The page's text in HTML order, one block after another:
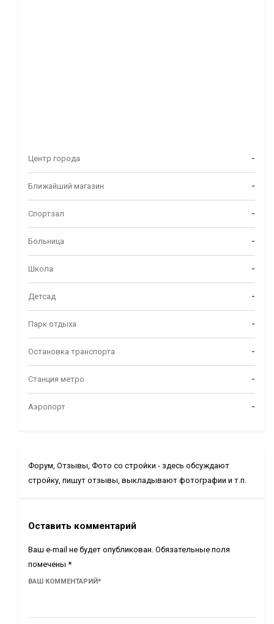
Центр города -
Ближайший магазин -
Спортзал -
Больница -
Школа -
Детсад -
Парк отдыха -
Остановка транспорта -
Станция метро -
Аэропорт -
Форум, Отзывы, Фото со стройки - здесь обсуждают
стройку, пишут отзывы, выкладывают фотографии и т.п.
Оставить комментарий
Ваш e-mail не будет опубликован. Обязательные поля
помечены *
ВАШ КОММЕНТАРИЙ*